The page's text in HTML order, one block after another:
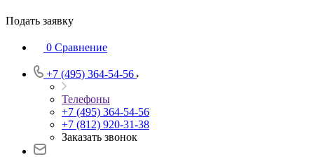
Подать заявку
0 Сравнение
+7 (495) 364-54-56
Телефоны
+7 (495) 364-54-56
+7 (812) 920-31-38
Заказать звонок